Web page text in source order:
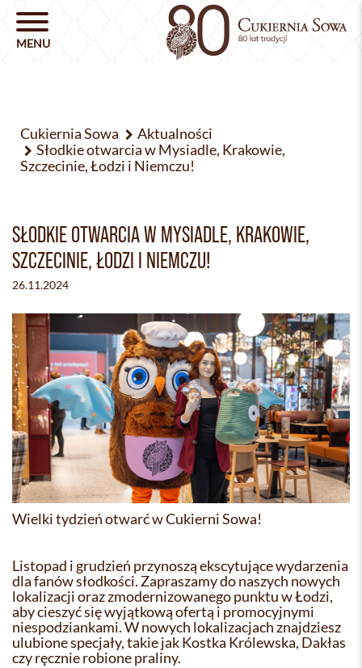
Cukiernia Sowa
Aktualności
Słodkie otwarcia w Mysiadle, Krakowie,
Szczecinie, Łodzi i Niemczu!
SŁODKIE OTWARCIA W MYSIADLE, KRAKOWIE,
SZCZECINIE, ŁODZI I NIEMCZU!
26.11.2024
Wielki tydzień otwarć w Cukierni Sowa!
Listopad i grudzień przynoszą ekscytujące wydarzenia
dla fanów słodkości. Zapraszamy do naszych nowych
lokalizacji oraz zmodernizowanego punktu w Łodzi,
aby cieszyć się wyjątkową ofertą i promocyjnymi
niespodziankami. W nowych lokalizacjach znajdziesz
ulubione specjały, takie jak Kostka Królewska, Dakłas
czy ręcznie robione praliny.